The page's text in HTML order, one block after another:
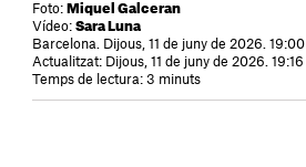
Foto: Miquel Galceran
Vídeo: Sara Luna
Barcelona. Dijous, 11 de juny de 2026. 19:00
Actualitzat: Dijous, 11 de juny de 2026. 19:16
Temps de lectura: 3 minuts